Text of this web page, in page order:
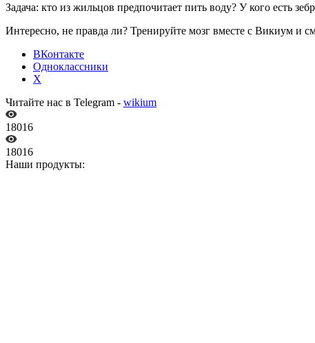
Задача: кто из жильцов предпочитает пить воду? У кого есть
Интересно, не правда ли? Тренируйте мозг вместе с Викиум и
ВКонтакте
Одноклассники
X
Читайте нас в Telegram - wikium
18016
18016
Наши продукты: